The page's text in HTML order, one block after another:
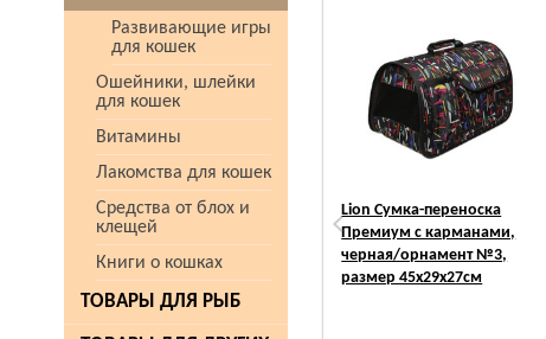
Развивающие игры
для кошек
Ошейники, шлейки
для кошек
Витамины
Лакомства для кошек
Средства от блох и
клещей
Книги о кошках
ТОВАРЫ ДЛЯ РЫБ
Lion Сумка-переноска
Премиум с карманами,
черная/орнамент №3,
размер 45х29х27см